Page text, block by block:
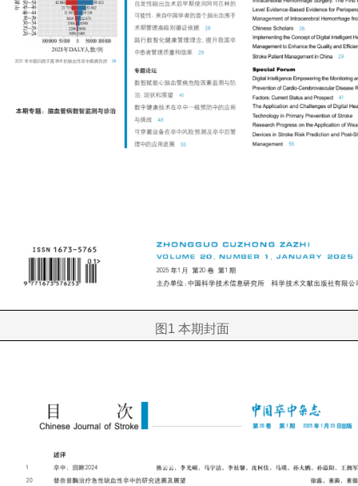
图1 本期封面